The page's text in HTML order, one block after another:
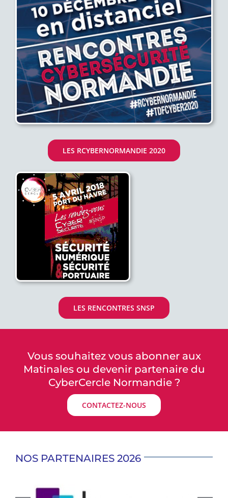
LES RCYBERNORMANDIE 2020
LES RENCONTRES SNSP
Vous souhaitez vous abonner aux
Matinales ou devenir partenaire du
CyberCercle Normandie ?
CONTACTEZ-NOUS
NOS PARTENAIRES 2026